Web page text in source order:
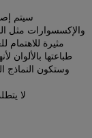
سيتم
والإكسسوارات مثل
مثيرة للاهتمام
طباعتها
وستكون النماذج
لا